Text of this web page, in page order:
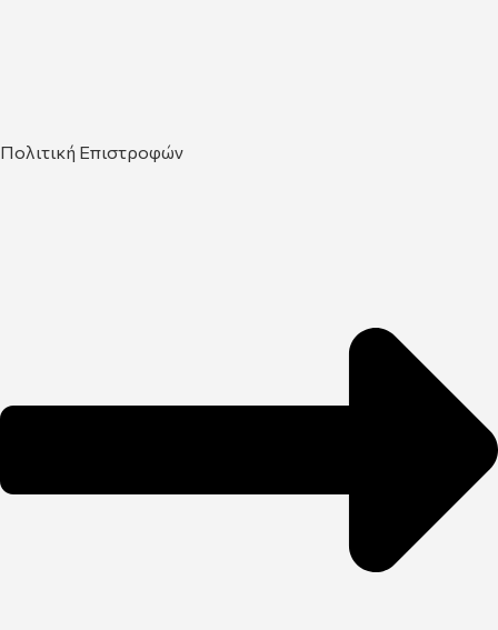
Πολιτική Επιστροφών